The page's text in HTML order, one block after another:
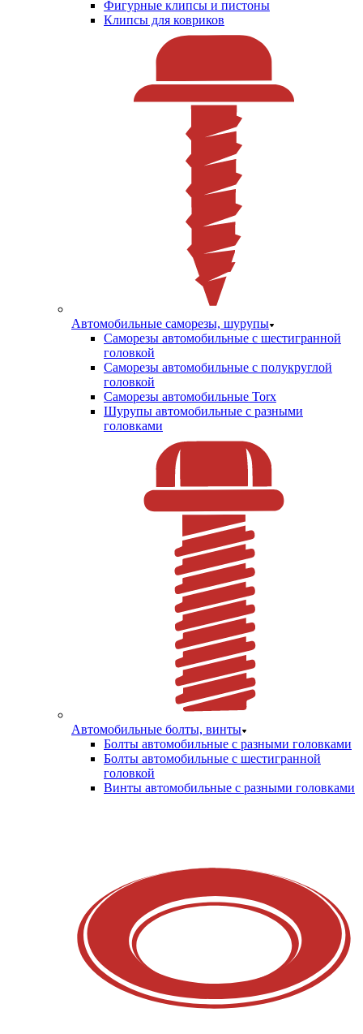
Фигурные клипсы и пистоны
Клипсы для ковриков
Автомобильные саморезы, шурупы
Саморезы автомобильные с шестигранной
головкой
Саморезы автомобильные с полукруглой
головкой
Саморезы автомобильные Torx
Шурупы автомобильные с разными
головками
Автомобильные болты, винты
Болты автомобильные с разными головками
Болты автомобильные с шестигранной
головкой
Винты автомобильные с разными головками